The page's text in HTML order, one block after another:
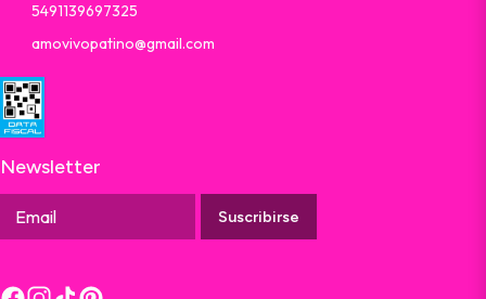
5491139697325
amovivopatino@gmail.com
Newsletter
Suscribirse